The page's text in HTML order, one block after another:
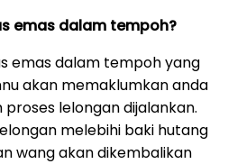
emas dalam tempoh?
emas dalam tempoh yang
akan memaklumkan anda
lelongan dijalankan.
melebihi baki hutang
wang akan dikembalikan